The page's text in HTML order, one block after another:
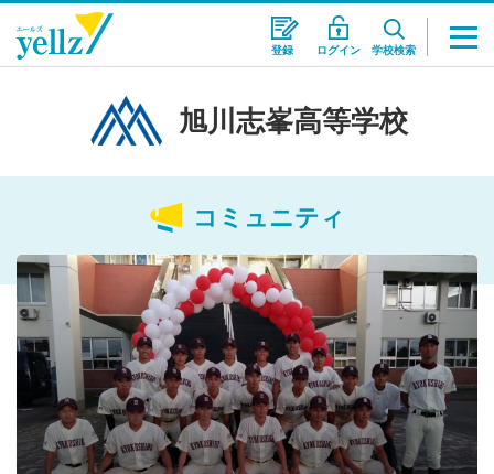
登録 ログイン 学校検索
旭川志峯高等学校
コミュニティ